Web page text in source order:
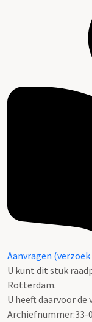
Aanvragen
U kunt dit stuk
Rotterdam.
U heeft daarvoor de
Archiefnummer:33-